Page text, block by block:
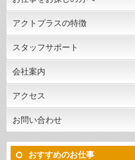
アクトプラスの特徴
スタッフサポート
会社案内
アクセス
お問い合わせ
おすすめのお仕事